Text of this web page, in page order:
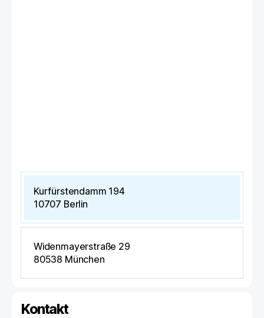
Kurfürstendamm 194
10707 Berlin
Widenmayerstraße 29
80538 München
Kontakt